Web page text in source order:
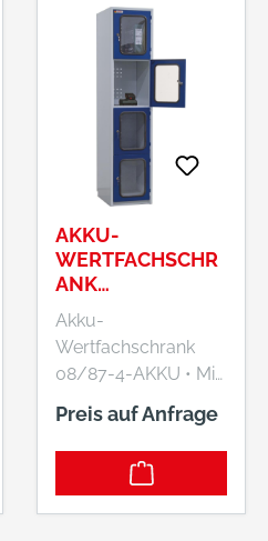
AKKU-
WERTFACHSCHR
ANK
1850X415X500/5
40 MM HXBXT
Akku-
Wertfachschrank
08/87-4-AKKU • Mit
Abteilen 480 x 385 x
445 (B x T x H) mm •
Jedes Fach mit
Preis auf Anfrage